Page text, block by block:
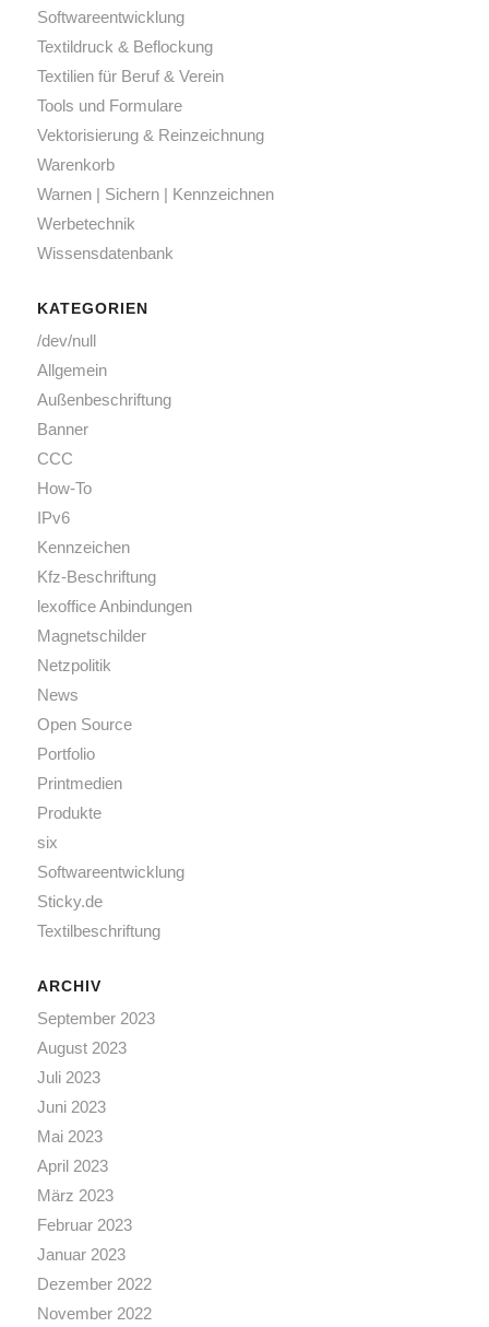
Softwareentwicklung
Textildruck & Beflockung
Textilien für Beruf & Verein
Tools und Formulare
Vektorisierung & Reinzeichnung
Warenkorb
Warnen | Sichern | Kennzeichnen
Werbetechnik
Wissensdatenbank
KATEGORIEN
/dev/null
Allgemein
Außenbeschriftung
Banner
CCC
How-To
IPv6
Kennzeichen
Kfz-Beschriftung
lexoffice Anbindungen
Magnetschilder
Netzpolitik
News
Open Source
Portfolio
Printmedien
Produkte
six
Softwareentwicklung
Sticky.de
Textilbeschriftung
ARCHIV
September 2023
August 2023
Juli 2023
Juni 2023
Mai 2023
April 2023
März 2023
Februar 2023
Januar 2023
Dezember 2022
November 2022